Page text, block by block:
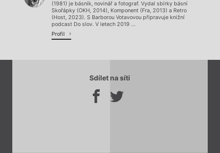
(1981) je básník, novinář a fotograf. Vydal sbírky básní
Skořápky (OKH, 2014), Komponent (Fra, 2013) a Retro
(Host, 2023). S Barborou Votavovou připravuje knižní
podcast Do slov. V letech 2019 ...
Profil
Sdílet na síti